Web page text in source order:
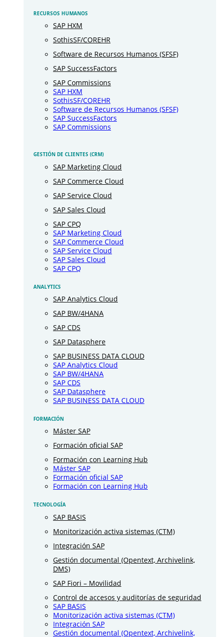
RECURSOS HUMANOS
SAP HXM
SothisSF/COREHR
Software de Recursos Humanos (SFSF)
SAP SuccessFactors
SAP Commissions
SAP HXM
SothisSF/COREHR
Software de Recursos Humanos (SFSF)
SAP SuccessFactors
SAP Commissions
GESTIÓN DE CLIENTES (CRM)
SAP Marketing Cloud
SAP Commerce Cloud
SAP Service Cloud
SAP Sales Cloud
SAP CPQ
SAP Marketing Cloud
SAP Commerce Cloud
SAP Service Cloud
SAP Sales Cloud
SAP CPQ
ANALYTICS
SAP Analytics Cloud
SAP BW/4HANA
SAP CDS
SAP Datasphere
SAP BUSINESS DATA CLOUD
SAP Analytics Cloud
SAP BW/4HANA
SAP CDS
SAP Datasphere
SAP BUSINESS DATA CLOUD
FORMACIÓN
Máster SAP
Formación oficial SAP
Formación con Learning Hub
Máster SAP
Formación oficial SAP
Formación con Learning Hub
TECNOLOGÍA
SAP BASIS
Monitorización activa sistemas (CTM)
Integración SAP
Gestión documental (Opentext, Archivelink,
DMS)
SAP Fiori – Movilidad
Control de accesos y auditorías de seguridad
SAP BASIS
Monitorización activa sistemas (CTM)
Integración SAP
Gestión documental (Opentext, Archivelink,